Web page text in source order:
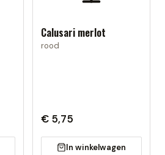
Calusari merlot
rood
€ 5,75
In winkelwagen